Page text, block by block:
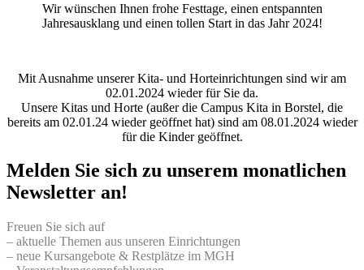
Wir wünschen Ihnen frohe Festtage, einen entspannten
Jahresausklang und einen tollen Start in das Jahr 2024!
Mit Ausnahme unserer Kita- und Horteinrichtungen sind wir am
02.01.2024 wieder für Sie da.
Unsere Kitas und Horte (außer die Campus Kita in Borstel, die
bereits am 02.01.24 wieder geöffnet hat) sind am 08.01.2024 wieder
für die Kinder geöffnet.
Melden Sie sich zu unserem monatlichen
Newsletter an!
Freuen Sie sich auf
– aktuelle Themen aus unseren Einrichtungen
– neue Kursangebote & Restplätze im MGH